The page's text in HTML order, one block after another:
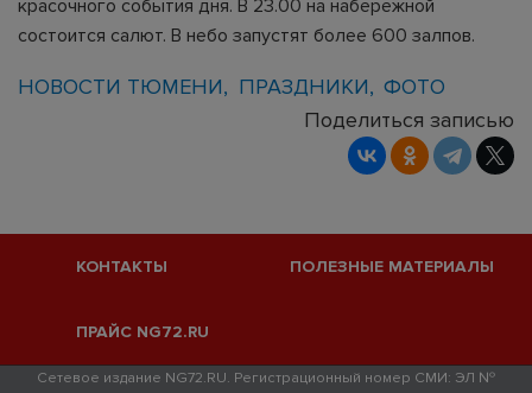
красочного события дня. В 23.00 на набережной
состоится салют. В небо запустят более 600 залпов.
НОВОСТИ ТЮМЕНИ ПРАЗДНИКИ
ФОТО
Поделиться записью
КОНТАКТЫ ПОЛЕЗНЫЕ МАТЕРИАЛЫ
ПРАЙС NG72.RU
Сетевое издание NG72.RU. Регистрационный номер СМИ: ЭЛ №